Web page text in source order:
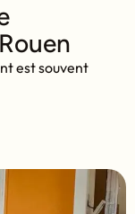
est souvent